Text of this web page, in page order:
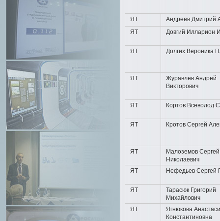
ЯТ
Андреев Дмитрий
ЯТ
Довгий Илларион
ЯТ Долгих Вероника
ЯТ
Журавлев Андрей
Викторович
ЯТ Кортов Всеволод
ЯТ Кротов Сергей
ЯТ
Малоземов Сергей
Николаевич
ЯТ
Нефедьев Сергей
ЯТ
Тарасюк Григорий
Михайлович
ЯТ
Ягнюкова
Константиновна